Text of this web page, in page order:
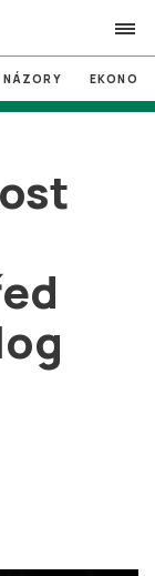
search
NÁZORY